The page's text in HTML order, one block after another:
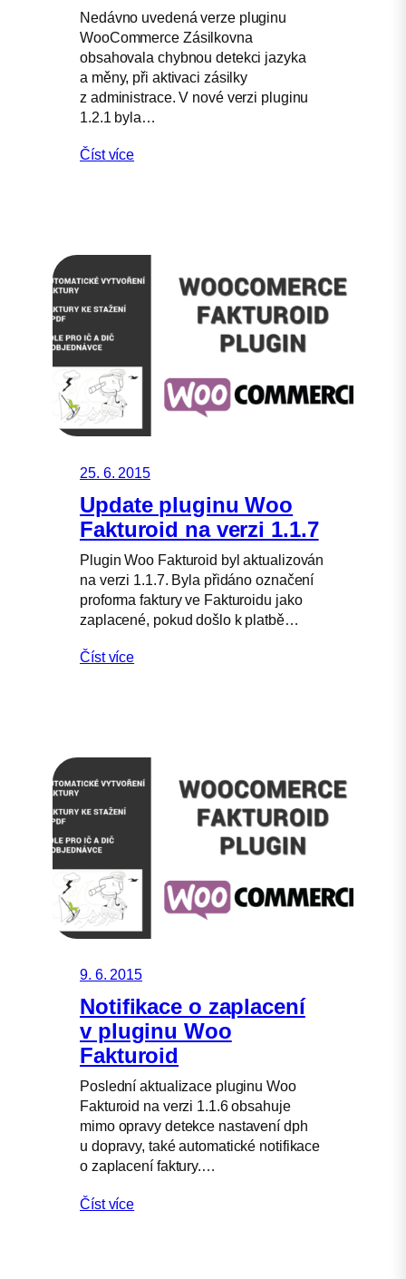
Nedávno uvedená verze pluginu
WooCommerce Zásilkovna
obsahovala chybnou detekci jazyka
a měny, při aktivaci zásilky
z administrace. V nové verzi pluginu
1.2.1 byla…
Číst více
25. 6. 2015
Update pluginu Woo
Fakturoid na verzi 1.1.7
Plugin Woo Fakturoid byl aktualizován
na verzi 1.1.7. Byla přidáno označení
proforma faktury ve Fakturoidu jako
zaplacené, pokud došlo k platbě…
Číst více
9. 6. 2015
Notifikace o zaplacení
v pluginu Woo
Fakturoid
Poslední aktualizace pluginu Woo
Fakturoid na verzi 1.1.6 obsahuje
mimo opravy detekce nastavení dph
u dopravy, také automatické notifikace
o zaplacení faktury.…
Číst více